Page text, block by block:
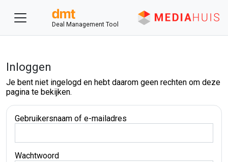
Deal Management Tool
Inloggen
Je bent niet ingelogd en hebt daarom geen rechten om deze
pagina te bekijken.
Gebruikersnaam of e-mailadres
Wachtwoord